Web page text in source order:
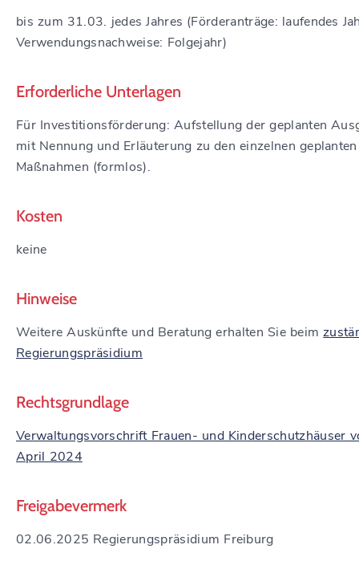
bis zum 31.03. jedes Jahres (Förderanträge: laufendes
Verwendungsnachweise: Folgejahr)
Erforderliche Unterlagen
Für Investitionsförderung: Aufstellung der geplanten
mit Nennung und Erläuterung zu den einzelnen geplanten
Maßnahmen (formlos).
Kosten
keine
Hinweise
Weitere Auskünfte und Beratung erhalten Sie beim
Regierungspräsidium
Rechtsgrundlage
Verwaltungsvorschrift Frauen- und Kinderschutzhäuser
April 2024
Freigabevermerk
02.06.2025 Regierungspräsidium Freiburg